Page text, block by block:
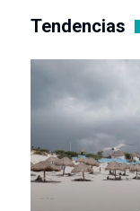
Tendencias